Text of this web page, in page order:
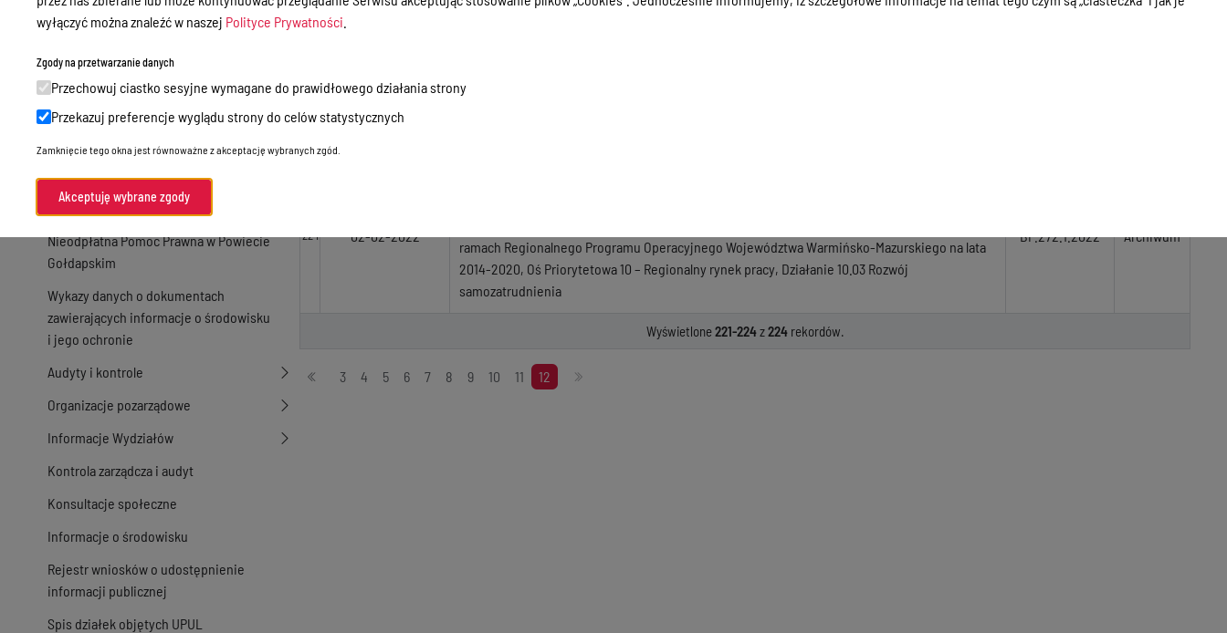
Zamówienia publiczne
Akty prawne
Informacje, konkursy, ogłoszenia
zamówień publicznych
Menu Podmiotowe
Nieodpłatna Pomoc Prawna w Powiecie
Gołdapskim
Wykazy danych o dokumentach
zawierających informacje o środowisku
i jego ochronie
Audyty i kontrole
Organizacje pozarządowe
Informacje Wydziałów
Kontrola zarządcza i audyt
Konsultacje społeczne
Informacje o środowisku
Rejestr wniosków o udostępnienie
informacji publicznej
Spis działek objętych UPUL
„Własna firma w EGO”
224 02-02-2022
ramach Regionalnego Programu Operacyjnego Województwa Warmińsko-Mazurskiego na lata
2014-2020, Oś Priorytetowa 10 – Regionalny rynek pracy, Działanie 10.03 Rozwój
samozatrudnienia
BP.272.1.2022 Archiwum
Wyświetlone221-224z224rekordów.
Stronicowanie
3 4 5 6 7 8 9 10 11 12
wyłączyć można znaleźć w naszej Polityce Prywatności
Zgody na przetwarzanie danych
Przechowuj ciastko sesyjne wymagane do prawidłowego działania strony
Przekazuj preferencje wyglądu strony do celów statystycznych
Zamknięcie tego okna jest równoważne z akceptację wybranych zgód.
Akceptuję wybrane zgody